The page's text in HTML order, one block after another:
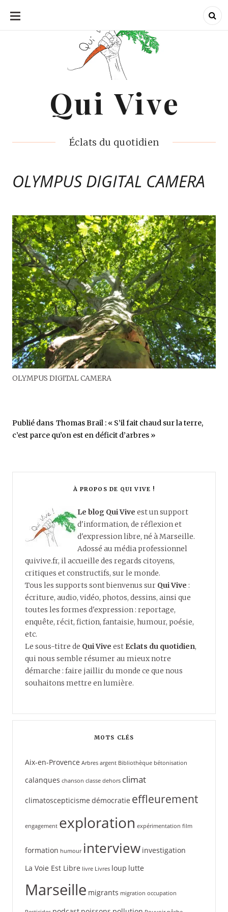
ALLER
CONTENU
Qui Vive
Éclats du quotidien
Qui Vive
OLYMPUS DIGITAL CAMERA
OLYMPUS DIGITAL CAMERA
Publié dans Thomas Brail : « S’il fait chaud sur la terre,
c’est parce qu’on est en déficit d’arbres »
À PROPOS DE QUI VIVE !
Le blog Qui Vive est un support
d'information, de réflexion et
d'expression libre, né à Marseille.
Adossé au média professionnel
quivive.fr, il accueille des regards citoyens,
critiques et constructifs, sur le monde.
Tous les supports sont bienvenus sur Qui Vive :
écriture, audio, vidéo, photos, dessins, ainsi que
toutes les formes d'expression : reportage,
enquête, récit, fiction, fantaisie, humour, poésie,
etc.
Le sous-titre de Qui Vive est Eclats du quotidien,
qui nous semble résumer au mieux notre
démarche : faire jaillir du monde ce que nous
souhaitons mettre en lumière.
MOTS CLÉS
Aix-en-Provence Arbres argent Bibliothèque bétonisation
calanques chanson classe dehors climat
climatoscepticisme démocratie effleurement
engagement exploration expérimentation film
formation humour interview investigation
La Voie Est Libre livre Livres loup lutte
Marseille migrants migration occupation